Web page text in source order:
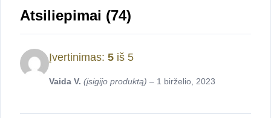
Atsiliepimai (74)
Įvertinimas: 5 iš 5
Vaida V. (įsigijo produktą) – 1 birželio, 2023